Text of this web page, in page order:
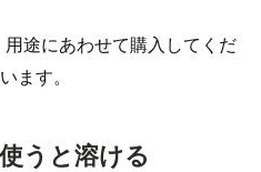
途にあわせて購入してくだ
ます。
うと溶ける